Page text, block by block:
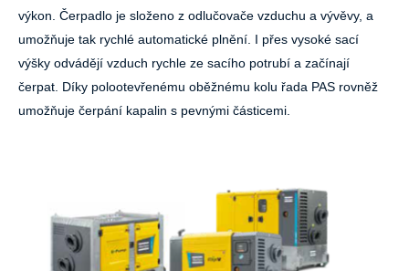
výkon. Čerpadlo je složeno z odlučovače vzduchu a vývěvy, a
umožňuje tak rychlé automatické plnění. I přes vysoké sací
výšky odvádějí vzduch rychle ze sacího potrubí a začínají
čerpat. Díky polootevřenému oběžnému kolu řada PAS rovněž
umožňuje čerpání kapalin s pevnými částicemi.